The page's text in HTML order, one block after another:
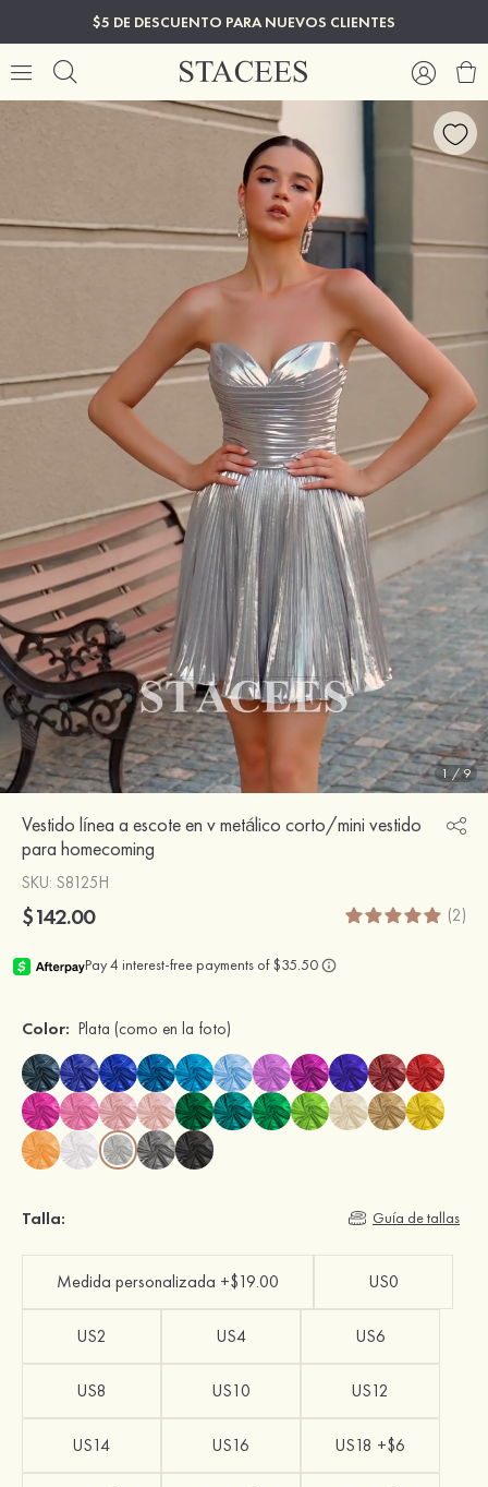
$5 DE DESCUENTO PARA NUEVOS CLIENTES
1/9
Vestido línea a escote en v metálico corto/mini vestido
para homecoming
SKU: S8125H
$142.00 (2)
Color: Plata (como en la foto)
Talla: Guía de tallas
Medida personalizada +$19.00 US0
US2 US4 US6
US8 US10 US12
US14 US16 US18 +$6